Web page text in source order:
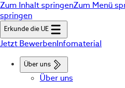
Zum Inhalt springenZum Menü
springen
Erkunde die UE
Jetzt BewerbenInfomaterial
Über uns
Über uns